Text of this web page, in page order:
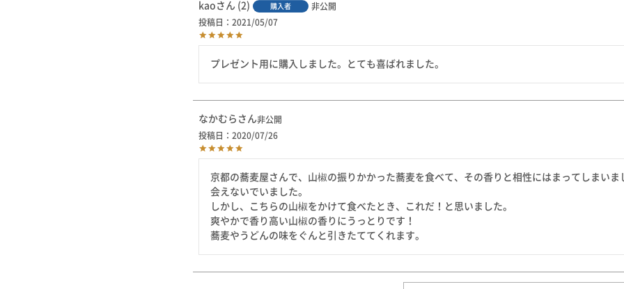
kao 2 購入者
非公開
投稿日
2021/05/07
プレゼント用に購入しました。とても喜ばれました。
なかむら
非公開
投稿日
2020/07/26
京都の蕎麦屋さんで、山椒の振りかかった蕎麦を食べて、その香りと相性にはまってしまい
会えないでいました。
しかし、こちらの山椒をかけて食べたとき、これだ！と思いました。
爽やかで香り高い山椒の香りにうっとりです！
蕎麦やうどんの味をぐんと引きたててくれます。